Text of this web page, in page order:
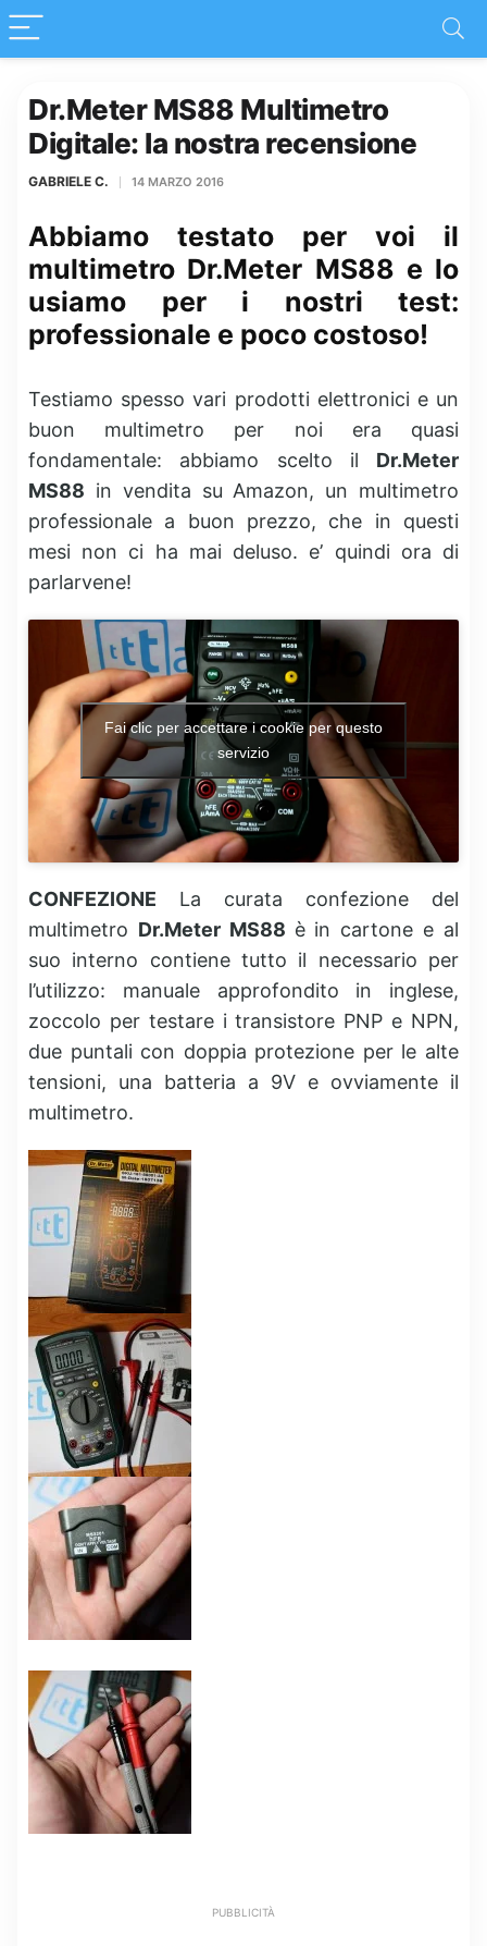
Dr.Meter MS88 Multimetro
Digitale: la nostra recensione
GABRIELE C. 14 MARZO 2016
Abbiamo testato per voi il
multimetro Dr.Meter MS88 e lo
usiamo per i nostri test:
professionale e poco costoso!
Testiamo spesso vari prodotti elettronici e un
buon multimetro per noi era quasi
fondamentale: abbiamo scelto il Dr.Meter
MS88 in vendita su Amazon, un multimetro
professionale a buon prezzo, che in questi
mesi non ci ha mai deluso. e’ quindi ora di
parlarvene!
Fai clic per accettare i cookie per questo
servizio
CONFEZIONE La curata confezione del
multimetro Dr.Meter MS88 è in cartone e al
suo interno contiene tutto il necessario per
l’utilizzo: manuale approfondito in inglese,
zoccolo per testare i transistore PNP e NPN,
due puntali con doppia protezione per le alte
tensioni, una batteria a 9V e ovviamente il
multimetro.
PUBBLICITÀ